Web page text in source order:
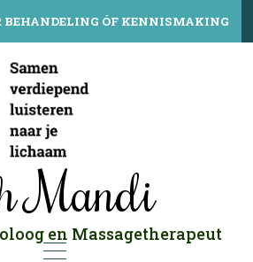
BEHANDELING ÓF KENNISMAKING
Mandi
en Massagetherapeut